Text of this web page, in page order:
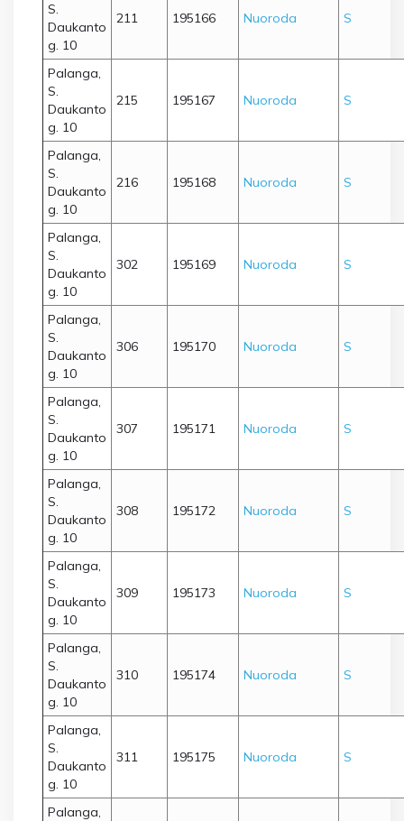
S.
Daukanto
g. 10
211 195166 Nuoroda S
Palanga,
S.
Daukanto
g. 10
215 195167 Nuoroda S
Palanga,
S.
Daukanto
g. 10
216 195168 Nuoroda S
Palanga,
S.
Daukanto
g. 10
302 195169 Nuoroda S
Palanga,
S.
Daukanto
g. 10
306 195170 Nuoroda S
Palanga,
S.
Daukanto
g. 10
307 195171 Nuoroda S
Palanga,
S.
Daukanto
g. 10
308 195172 Nuoroda S
Palanga,
S.
Daukanto
g. 10
309 195173 Nuoroda S
Palanga,
S.
Daukanto
g. 10
310 195174 Nuoroda S
Palanga,
S.
Daukanto
g. 10
311 195175 Nuoroda S
Palanga,